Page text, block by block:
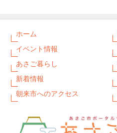
ホーム
イベント情報
あさご暮らし
新着情報
朝来市へのアクセス